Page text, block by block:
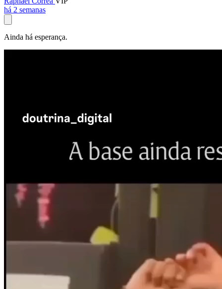
há 2 semanas
Ainda há esperança.